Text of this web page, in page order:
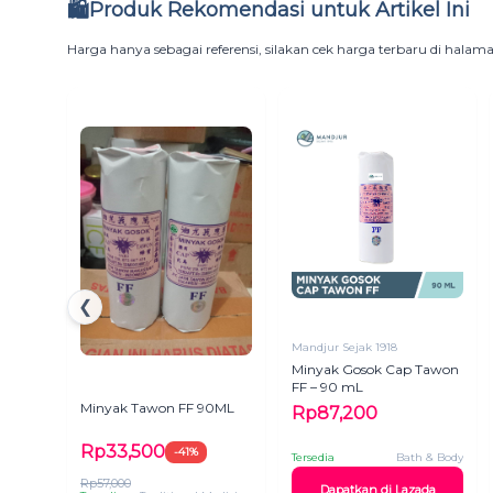
🛍️Produk Rekomendasi untuk Artikel Ini
Harga hanya sebagai referensi, silakan cek harga terbaru di
❮
No Brand
Minyak Tawon FF 90ML
Rp33,500 -41%
Rp57,000
Mandjur Sejak 1918
Minyak Gosok Cap Tawon
FF – 90 mL
Rp87,200
Tersedia Bath & Body
Dapatkan di Lazada